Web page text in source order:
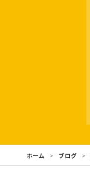
ホーム ブログ